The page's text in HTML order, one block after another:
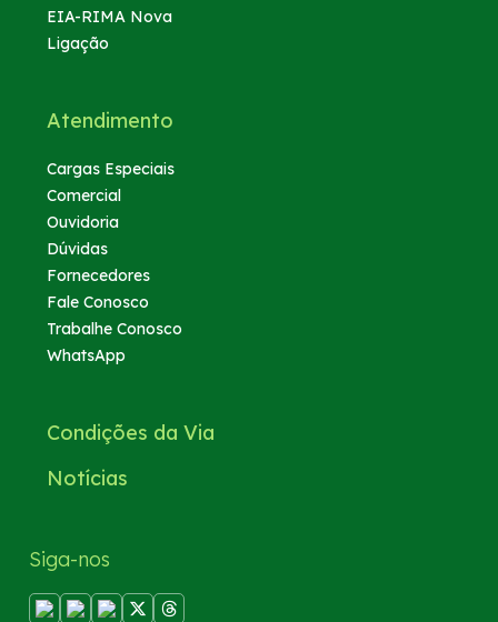
EIA-RIMA Nova
Ligação
Atendimento
Cargas Especiais
Comercial
Ouvidoria
Dúvidas
Fornecedores
Fale Conosco
Trabalhe Conosco
WhatsApp
Condições da Via
Notícias
Siga-nos